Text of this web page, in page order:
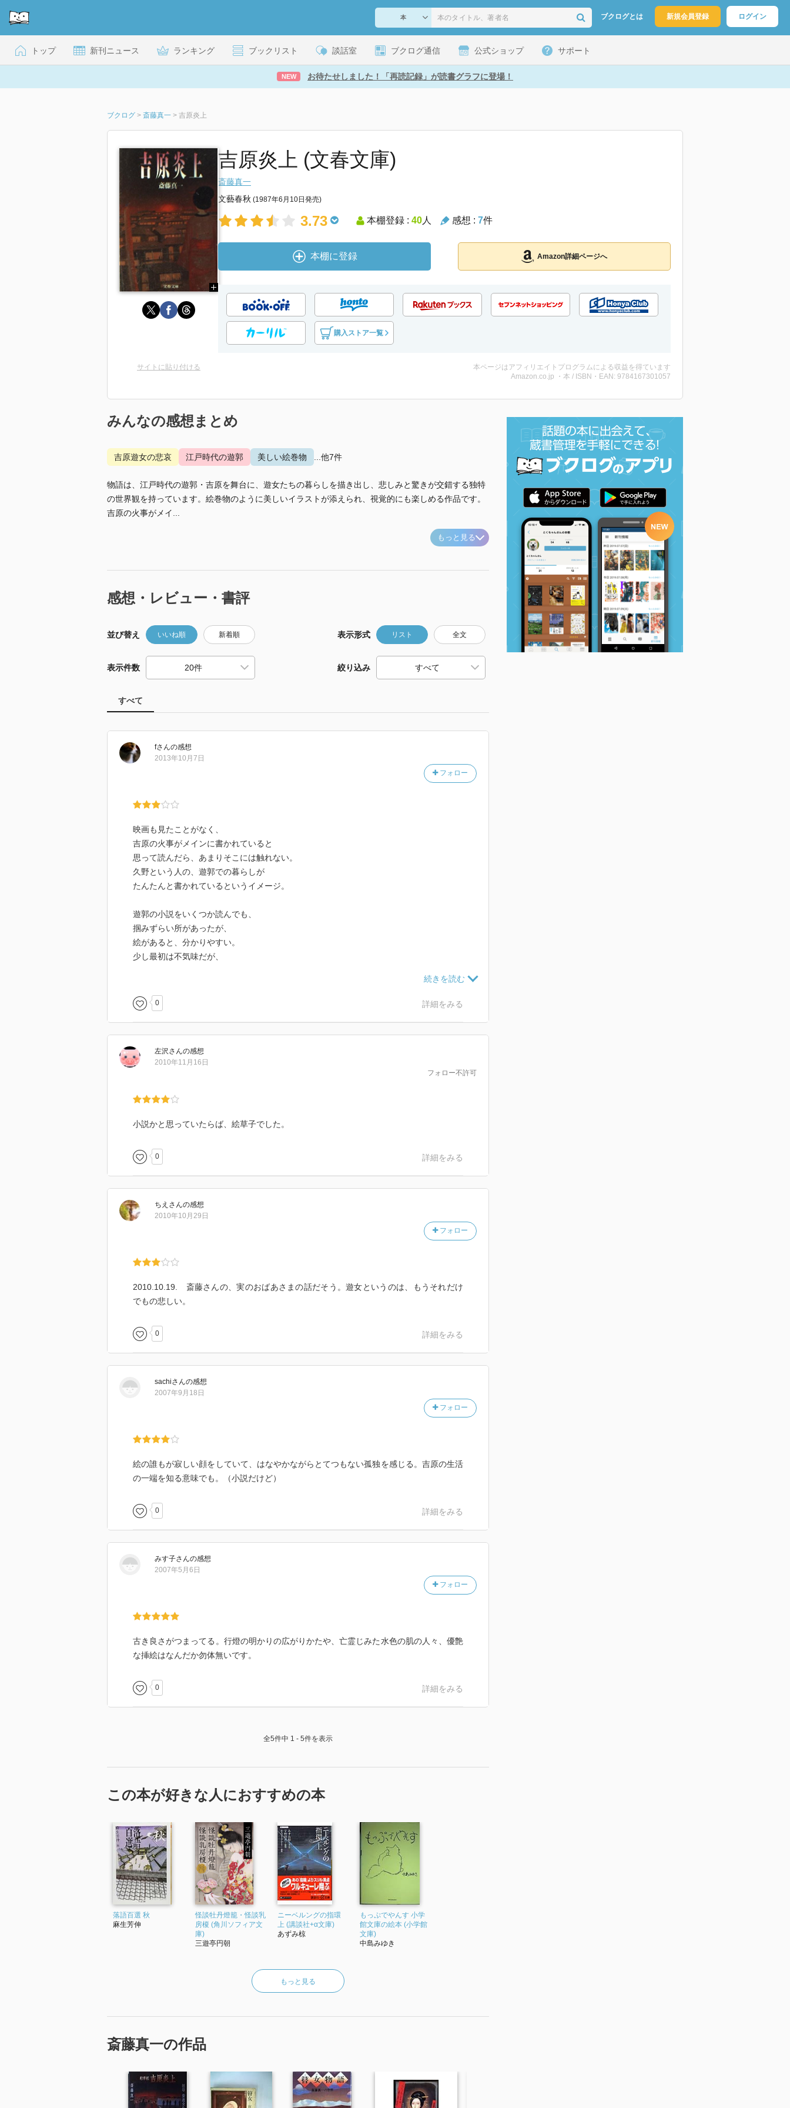
ブクログとは 新規会員登録 ログイン
トップ 新刊ニュース ランキング ブックリスト 談話室 ブクログ通信 公式ショップ サポート
NEW お待たせしました！「再読記録」が読書グラフに登場！
ブクログ > 斎藤真一 > 吉原炎上
吉原炎上 (文春文庫)
斎藤真一
文藝春秋 (1987年6月10日発売)
3.73 本棚登録 : 40人 感想 : 7件
本棚に登録 Amazon詳細ページへ
購入ストア一覧
サイトに貼り付ける
本ページはアフィリエイトプログラムによる収益を得ています
Amazon.co.jp ・本 / ISBN・EAN: 9784167301057
みんなの感想まとめ
吉原遊女の悲哀 江戸時代の遊郭 美しい絵巻物 ...他7件
物語は、江戸時代の遊郭・吉原を舞台に、遊女たちの暮らしを描き出し、悲しみと驚きが交錯する独特
の世界観を持っています。絵巻物のように美しいイラストが添えられ、視覚的にも楽しめる作品です。
吉原の火事がメイ...
もっと見る
感想・レビュー・書評
並び替え いいね順 新着順 表示形式 リスト 全文
表示件数 絞り込み
すべて
fさんの感想
フォロー
2013年10月7日
映画も見たことがなく、
吉原の火事がメインに書かれていると
思って読んだら、あまりそこには触れない。
久野という人の、遊郭での暮らしが
たんたんと書かれているというイメージ。
遊郭の小説をいくつか読んでも、
掴みずらい所があったが、
絵があると、分かりやすい。
少し最初は不気味だが、
0 詳細をみる
左沢さんの感想
フォロー不許可
2010年11月16日
小説かと思っていたらば、絵草子でした。
0 詳細をみる
ちえ さんの感想
フォロー
2010年10月29日
2010.10.19. 斎藤さんの、実のおばあさまの話だそう。遊女というのは、もうそれだけ
でもの悲しい。
0 詳細をみる
sachiさんの感想
フォロー
2007年9月18日
絵の誰もが寂しい顔をしていて、はなやかながらとてつもない孤独を感じる。吉原の生活
の一端を知る意味でも。（小説だけど）
0 詳細をみる
みす子さんの感想
フォロー
2007年5月6日
古き良さがつまってる。行燈の明かりの広がりかたや、亡霊じみた水色の肌の人々、優艶
な挿絵はなんだか勿体無いです。
0 詳細をみる
全5件中 1 - 5件を表示
この本が好きな人におすすめの本
落語百選 秋
麻生芳伸
怪談牡丹燈籠・怪談乳
房榎 (角川ソフィア文
庫)
三遊亭円朝
ニーベルングの指環
上 (講談社+α文庫)
あずみ椋
もっぷでやんす 小学
館文庫の絵本 (小学館
文庫)
中島みゆき
もっと見る
斎藤真一の作品